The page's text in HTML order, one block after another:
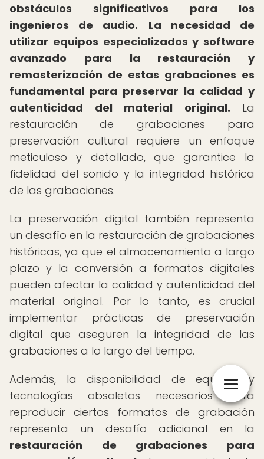
obstáculos significativos para los
ingenieros de audio.
La necesidad de
utilizar equipos especializados y software
avanzado para la restauración y
remasterización de estas grabaciones es
fundamental para preservar la calidad y
autenticidad del material original. La
restauración de grabaciones para
preservación cultural requiere un enfoque
meticuloso y detallado, que garantice la
fidelidad del sonido y la integridad histórica
de las grabaciones.
La preservación digital también representa
un desafío en la restauración de grabaciones
históricas, ya que el almacenamiento a largo
plazo y la conversión a formatos digitales
pueden afectar la calidad y autenticidad del
material original. Por lo tanto, es crucial
implementar prácticas de preservación
digital que aseguren la integridad de las
grabaciones a lo largo del tiempo.
Además, la disponibilidad de equipos y
tecnologías obsoletos necesarios para
reproducir ciertos formatos de grabación
representa un desafío adicional en la
restauración de grabaciones para